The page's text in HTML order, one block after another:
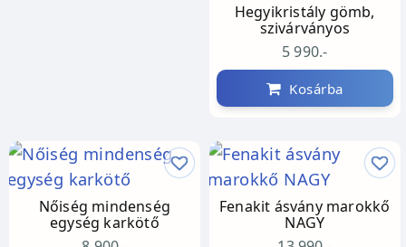
Hegyikristály gömb,
szivárványos
5 990.-
Kosárba
Nőiség mindenség
egység karkötő
Fenakit ásvány marokkő
NAGY